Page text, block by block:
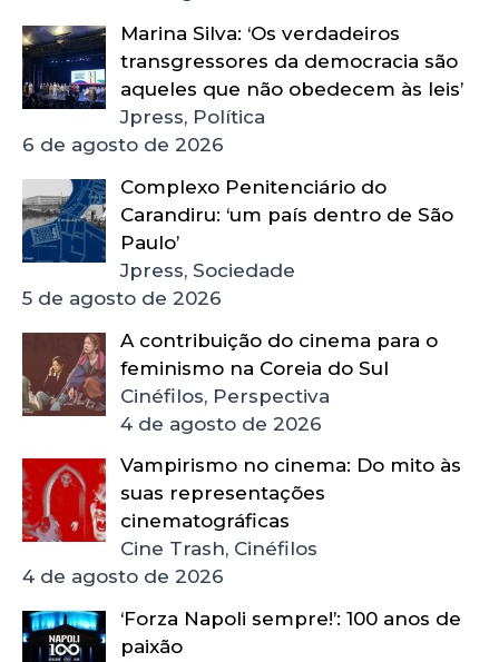
Marina Silva: ‘Os verdadeiros
transgressores da democracia são
aqueles que não obedecem às leis’
Jpress, Política
6 de agosto de 2026
Complexo Penitenciário do
Carandiru: ‘um país dentro de São
Paulo’
Jpress, Sociedade
5 de agosto de 2026
A contribuição do cinema para o
feminismo na Coreia do Sul
Cinéfilos, Perspectiva
4 de agosto de 2026
Vampirismo no cinema: Do mito às
suas representações
cinematográficas
Cine Trash, Cinéfilos
4 de agosto de 2026
‘Forza Napoli sempre!’: 100 anos de
paixão